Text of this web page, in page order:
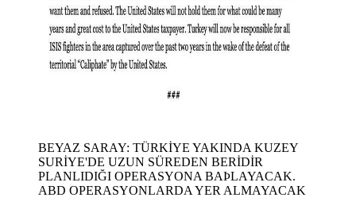
BEYAZ SARAY: TÜRKİYE YAKINDA KUZEY
SURİYE'DE UZUN SÜREDEN BERİDİR
PLANLIDIĞI OPERASYONA BAÞLAYACAK.
ABD OPERASYONLARDA YER ALMAYACAK